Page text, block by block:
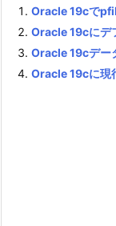
Oracle 19cで
Oracle 19cにデ
Oracle 19cデー
Oracle 19cに現